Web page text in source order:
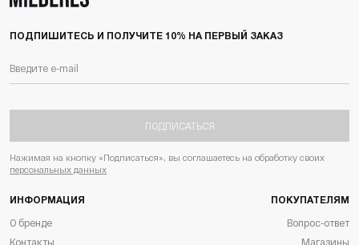
ПОДПИШИТЕСЬ И ПОЛУЧИТЕ 10% НА ПЕРВЫЙ ЗАКАЗ
ПОДПИСАТЬСЯ
Нажимая на кнопку «Подписаться», вы соглашаетесь на обработку своих
персональных данных
ИНФОРМАЦИЯ
О бренде
Контакты
ПОКУПАТЕЛЯМ
Вопрос-ответ
Магазины